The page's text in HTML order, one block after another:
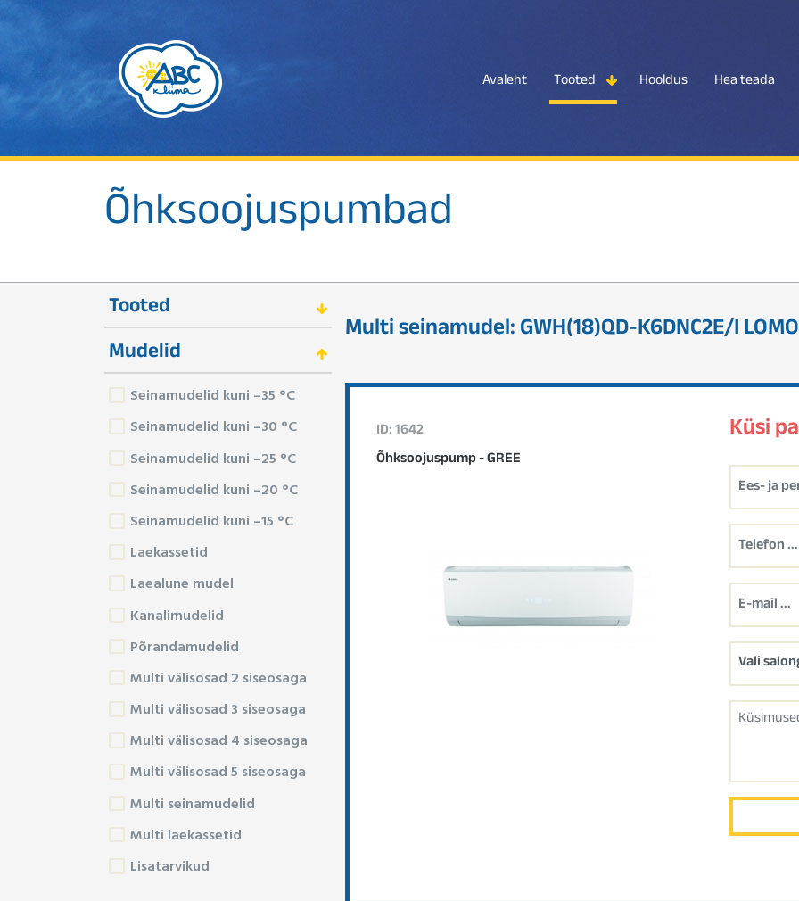
Avaleht Tooted Hooldus Hea teada
Õhksoojuspumbad
Tooted
Mudelid
Seinamudelid kuni –35 °C
Seinamudelid kuni –30 °C
Seinamudelid kuni –25 °C
Seinamudelid kuni –20 °C
Seinamudelid kuni –15 °C
Laekassetid
Laealune mudel
Kanalimudelid
Põrandamudelid
Multi välisosad 2 siseosaga
Multi välisosad 3 siseosaga
Multi välisosad 4 siseosaga
Multi välisosad 5 siseosaga
Multi seinamudelid
Multi laekassetid
Lisatarvikud
Multi seinamudel: GWH(18)QD-K6DNC2E/I
ID: 1642
Õhksoojuspump - GREE
Küsi